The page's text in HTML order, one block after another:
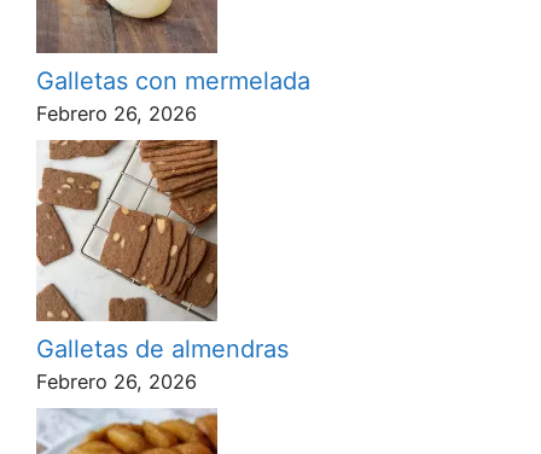
Galletas con mermelada
Febrero 26, 2026
Galletas de almendras
Febrero 26, 2026